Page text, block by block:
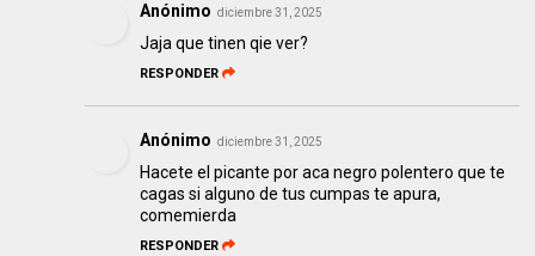
Anónimo diciembre 31, 2025
Jaja que tinen qie ver?
RESPONDER
Anónimo diciembre 31, 2025
Hacete el picante por aca negro polentero que te
cagas si alguno de tus cumpas te apura,
comemierda
RESPONDER